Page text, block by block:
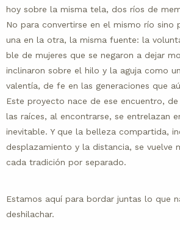
hoy sobre la misma tela, dos ríos de
No para convertirse en el mismo río sino
una en la otra, la misma fuente: la
ble de mujeres que se negaron a dejar
inclinaron sobre el hilo y la aguja como
valentía, de fe en las generaciones que
Este proyecto nace de ese encuentro,
las raíces, al encontrarse, se entrelazan
inevitable. Y que la belleza compartida,
desplazamiento y la distancia, se vuelve
cada tradición por separado.
Estamos aquí para bordar juntas lo que
deshilachar.